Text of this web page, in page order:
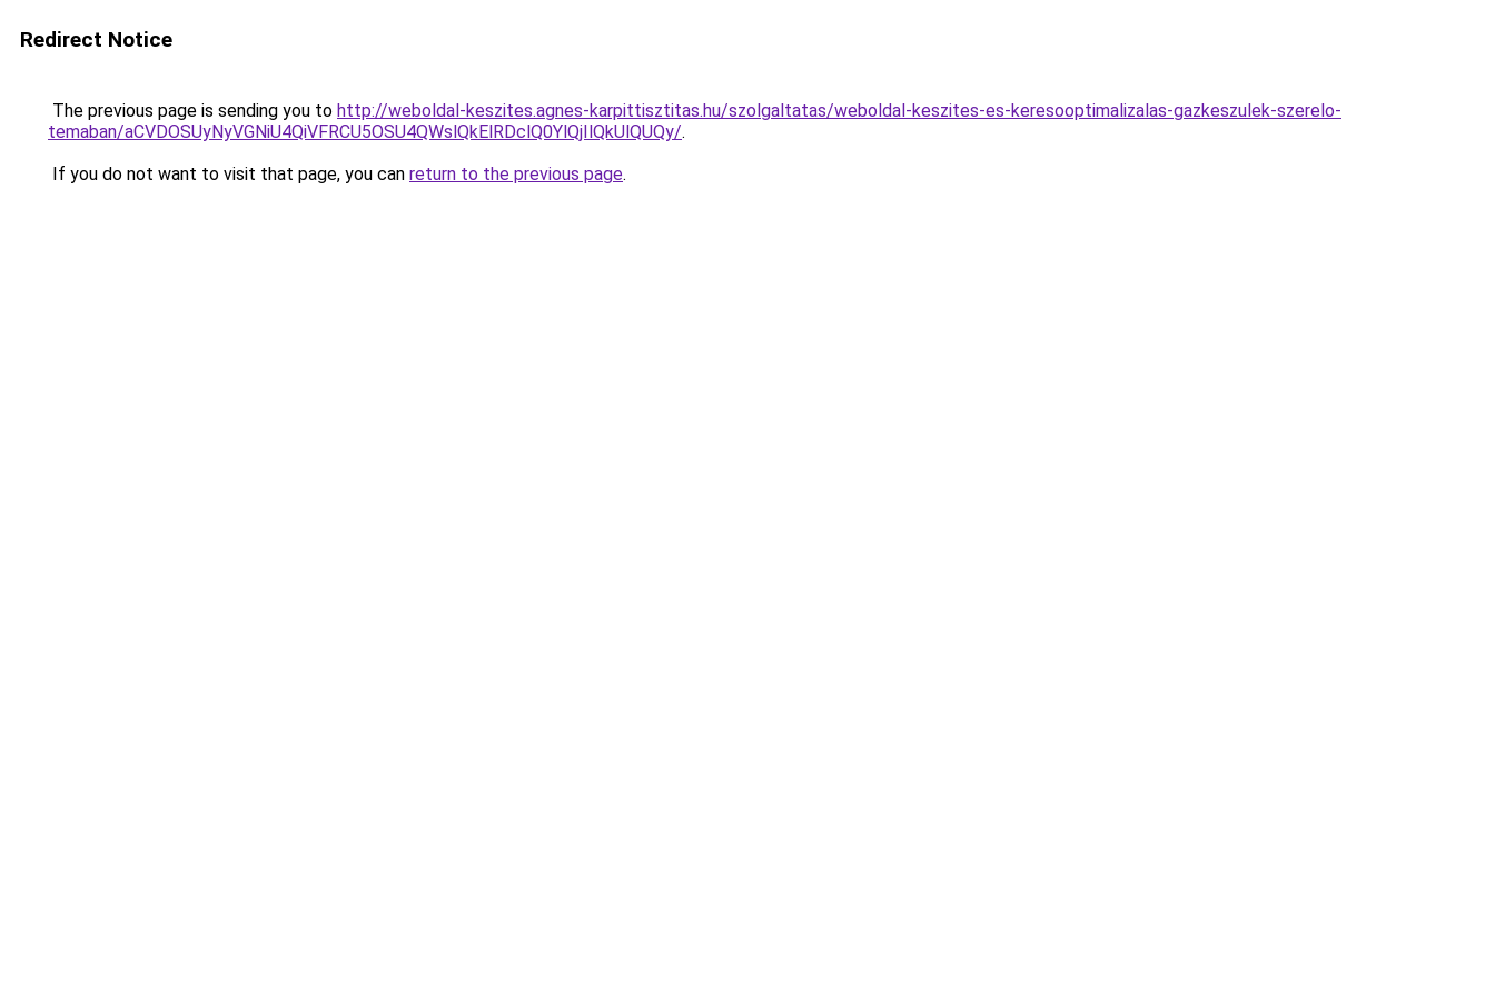
Redirect Notice
The previous page is sending you to http://weboldal-keszites.agnes-karpittisztitas.hu/szolgaltatas/weboldal-keszites-es-keresooptimalizalas-gazkeszulek-szerelo-
temaban/aCVDOSUyNyVGNiU4QiVFRCU5OSU4QWslQkElRDclQ0YlQjIlQkUlQUQy/.
If you do not want to visit that page, you can return to the previous page.